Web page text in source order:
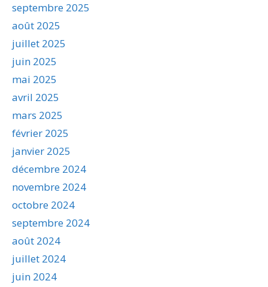
septembre 2025
août 2025
juillet 2025
juin 2025
mai 2025
avril 2025
mars 2025
février 2025
janvier 2025
décembre 2024
novembre 2024
octobre 2024
septembre 2024
août 2024
juillet 2024
juin 2024